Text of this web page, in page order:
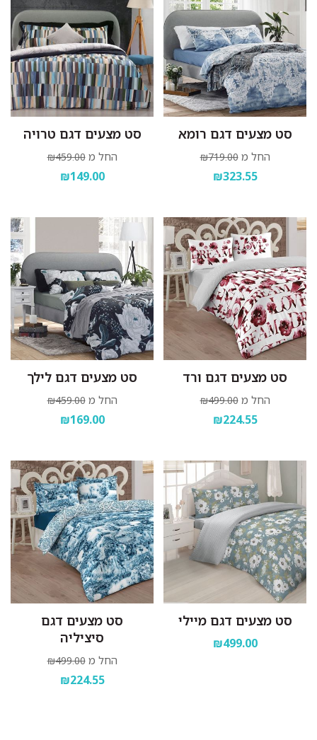
סט מצעים דגם רומא
החל מ ₪719.00
₪323.55
סט מצעים דגם טרויה
החל מ ₪459.00
₪149.00
סט מצעים דגם ורד
החל מ ₪499.00
₪224.55
סט מצעים דגם לילך
החל מ ₪459.00
₪169.00
סט מצעים דגם מיילי
₪499.00
סט מצעים דגם
סיציליה
החל מ ₪499.00
₪224.55